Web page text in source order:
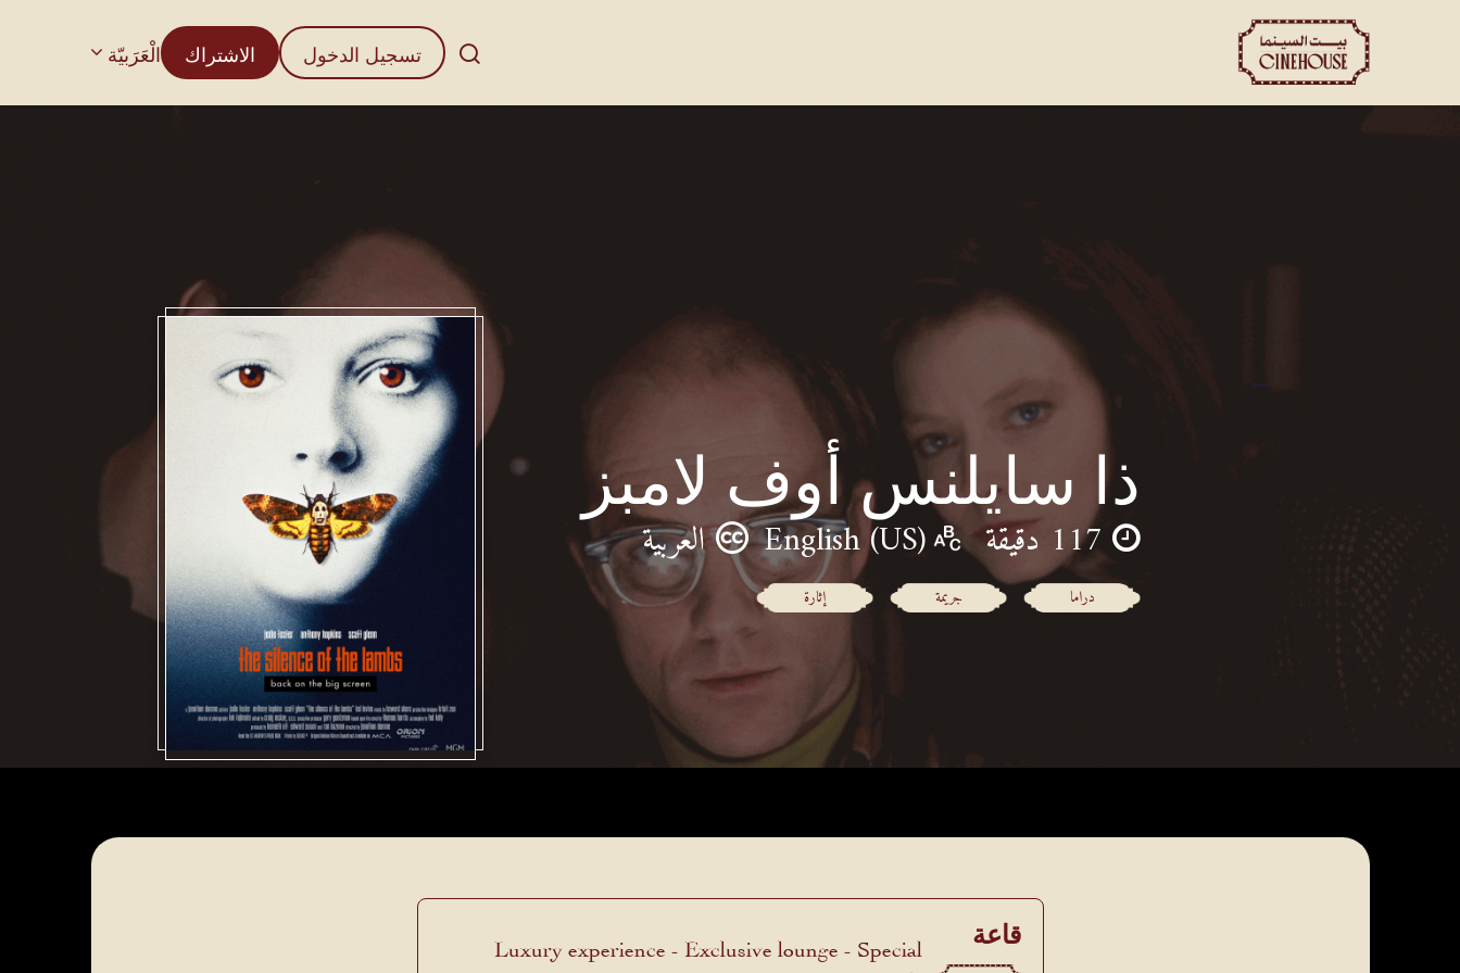
تسجيل الدخول الاشتراك الْعَرَبيّة
ذا سايلنس أوف لامبز
117 دقيقة English (US) العربية
دراما جريمة إثارة
قاعة
Luxury experience - Exclusive lounge - Special
menu.